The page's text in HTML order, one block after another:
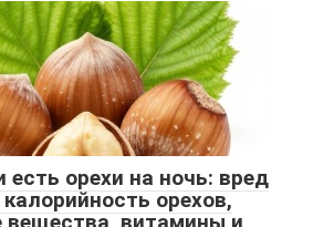
орехи на ночь: вред
орехов,